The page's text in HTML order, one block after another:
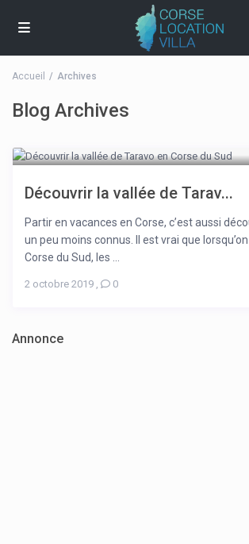
Accueil Archives
Blog Archives
Découvrir la vallée de Tarav...
Partir en vacances en Corse, c’est aussi
un peu moins connus. Il est vrai que
Corse du Sud, les ...
2 octobre 2019 , 0
Annonce